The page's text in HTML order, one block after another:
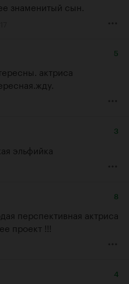
знаменитый сын.
5
актриса
3
эльфийка
8
перспективная актриса
проект !!!
4